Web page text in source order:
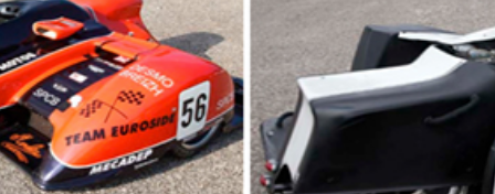
PRESSE
accéder à la billetterie